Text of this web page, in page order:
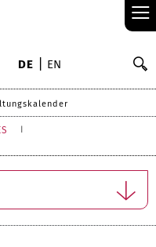
≡
DE EN